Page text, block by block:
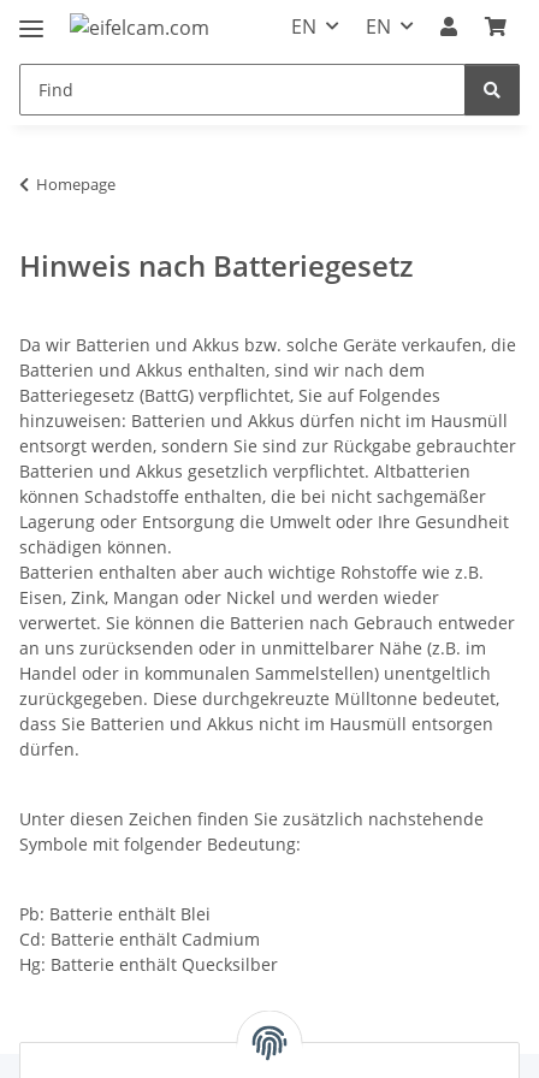
EN EN
Homepage
Hinweis nach Batteriegesetz
Da wir Batterien und Akkus bzw. solche Geräte verkaufen, die
Batterien und Akkus enthalten, sind wir nach dem
Batteriegesetz (BattG) verpflichtet, Sie auf Folgendes
hinzuweisen: Batterien und Akkus dürfen nicht im Hausmüll
entsorgt werden, sondern Sie sind zur Rückgabe gebrauchter
Batterien und Akkus gesetzlich verpflichtet. Altbatterien
können Schadstoffe enthalten, die bei nicht sachgemäßer
Lagerung oder Entsorgung die Umwelt oder Ihre Gesundheit
schädigen können.
Batterien enthalten aber auch wichtige Rohstoffe wie z.B.
Eisen, Zink, Mangan oder Nickel und werden wieder
verwertet. Sie können die Batterien nach Gebrauch entweder
an uns zurücksenden oder in unmittelbarer Nähe (z.B. im
Handel oder in kommunalen Sammelstellen) unentgeltlich
zurückgegeben. Diese durchgekreuzte Mülltonne bedeutet,
dass Sie Batterien und Akkus nicht im Hausmüll entsorgen
dürfen.
Unter diesen Zeichen finden Sie zusätzlich nachstehende
Symbole mit folgender Bedeutung:
Pb: Batterie enthält Blei
Cd: Batterie enthält Cadmium
Hg: Batterie enthält Quecksilber